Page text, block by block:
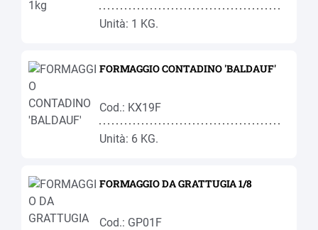
Unità: 1 KG.
FORMAGGIO CONTADINO 'BALDAUF'
Cod.: KX19F
Unità: 6 KG.
FORMAGGIO DA GRATTUGIA 1/8
Cod.: GP01F